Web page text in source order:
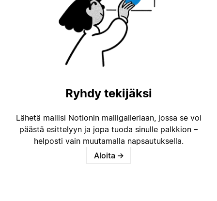
Ryhdy tekijäksi
Lähetä mallisi Notionin malligalleriaan, jossa se voi
päästä esittelyyn ja jopa tuoda sinulle palkkion –
helposti vain muutamalla napsautuksella.
Aloita →